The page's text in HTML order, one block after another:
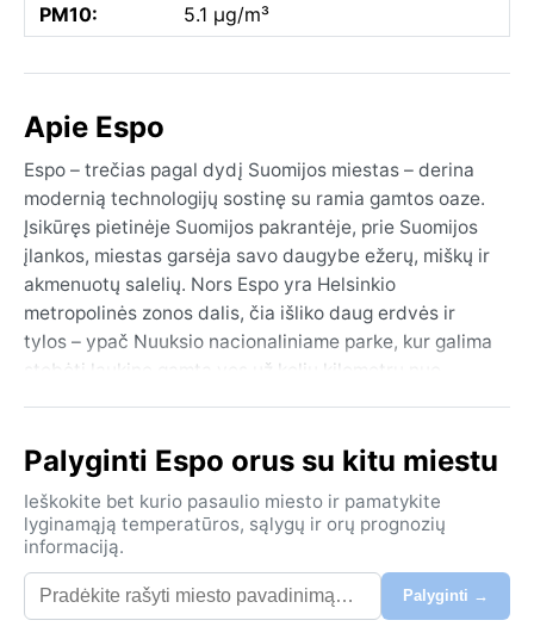
PM10:
5.1 µg/m³
Apie Espo
Espo – trečias pagal dydį Suomijos miestas – derina
modernią technologijų sostinę su ramia gamtos oaze.
Įsikūręs pietinėje Suomijos pakrantėje, prie Suomijos
įlankos, miestas garsėja savo daugybe ežerų, miškų ir
akmenuotų salelių. Nors Espo yra Helsinkio
metropolinės zonos dalis, čia išliko daug erdvės ir
tylos – ypač Nuuksio nacionaliniame parke, kur galima
stebėti laukinę gamtą vos už kelių kilometrų nuo
kultūrinėmis erdvėmis, bei istoriniai objektai, kaip
Espo katedra iš XV amžiaus. Čia jaučiamas
šiaurietiškas ramumas, persipynęs su inovacijų dvasia
– juk Espo yra „Nokios“ ir „Fortumo“ gimtinė.
Klimatas pagal Köppen klasifikaciją priskiriamas Dfb
tipui – drėgnas žemyninis klimatas su šilta vasara.
Palyginti Espo orus su kitu miestu
Ieškokite bet kurio pasaulio miesto ir pamatykite
lyginamąją temperatūros, sąlygų ir orų prognozių
informaciją.
Palyginti →